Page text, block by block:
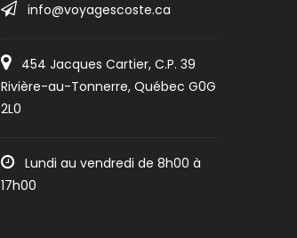
info@voyagescoste.ca
454 Jacques Cartier, C.P. 39
Rivière-au-Tonnerre, Québec G0G
2L0
Lundi au vendredi de 8h00 à
17h00